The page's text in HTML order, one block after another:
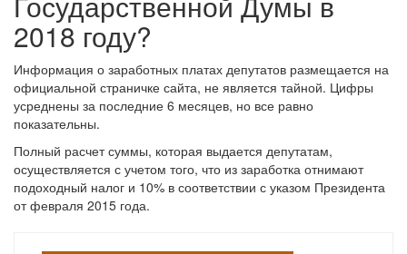
2018 году?
Информация о заработных платах депутатов размещается на
официальной страничке сайта, не является тайной. Цифры
усреднены за последние 6 месяцев, но все равно
показательны.
Полный расчет суммы, которая выдается депутатам,
осуществляется с учетом того, что из заработка отнимают
подоходный налог и 10% в соответствии с указом Президента
от февраля 2015 года.